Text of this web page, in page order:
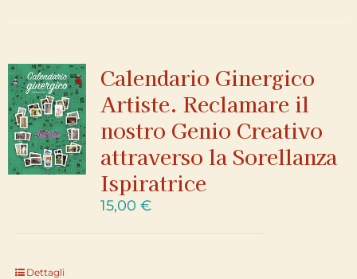
Calendario Ginergico
Artiste. Reclamare il
nostro Genio Creativo
attraverso la Sorellanza
Ispiratrice
15,00 €
Dettagli